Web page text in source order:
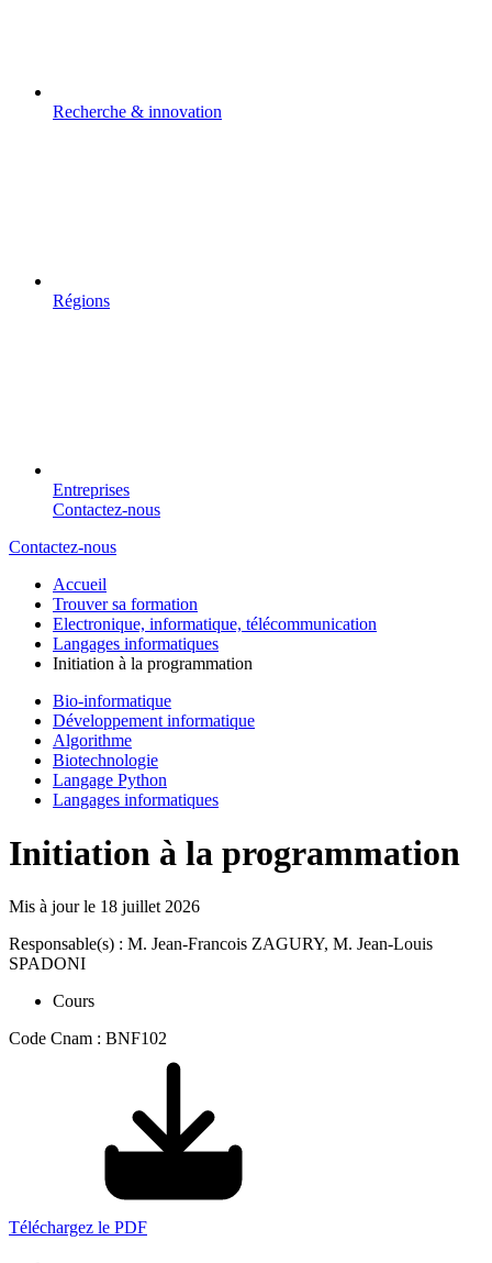
Recherche & innovation
Régions
Entreprises
Contactez-nous
Contactez-nous
Accueil
Trouver sa formation
Electronique, informatique, télécommunication
Langages informatiques
Initiation à la programmation
Bio-informatique
Développement informatique
Algorithme
Biotechnologie
Langage Python
Langages informatiques
Initiation à la programmation
Mis à jour le 18 juillet 2026
Responsable(s) : M. Jean-Francois ZAGURY, M. Jean-Louis
SPADONI
Cours
Code Cnam : BNF102
Téléchargez le PDF